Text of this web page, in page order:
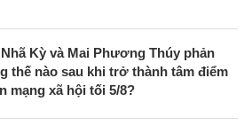
Kỳ và Mai Phương Thúy phản
thế nào sau khi trở thành tâm điểm
mạng xã hội tối 5/8?